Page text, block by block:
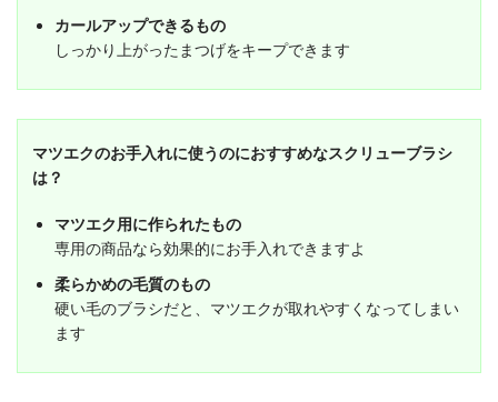
カールアップできるもの
しっかり上がったまつげをキープできます
マツエクのお手入れに使うのにおすすめなスクリューブラシ
は？
マツエク用に作られたもの
専用の商品なら効果的にお手入れできますよ
柔らかめの毛質のもの
硬い毛のブラシだと、マツエクが取れやすくなってしまい
ます